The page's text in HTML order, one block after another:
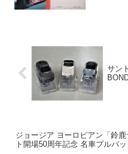
サン
ジョージア ヨーロピアン「鈴鹿
ト開場50周年記念 名車プルバッ